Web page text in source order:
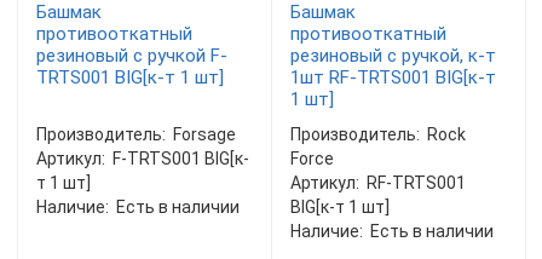
Башмак
противооткатный
резиновый с ручкой F-
TRTS001 BIG[к-т 1 шт]
Производитель: Forsage
Артикул: F-TRTS001 BIG[к-
т 1 шт]
Наличие: Есть в наличии
Башмак
противооткатный
резиновый с ручкой, к-т
1шт RF-TRTS001 BIG[к-т
1 шт]
Производитель: Rock
Force
Артикул: RF-TRTS001
BIG[к-т 1 шт]
Наличие: Есть в наличии